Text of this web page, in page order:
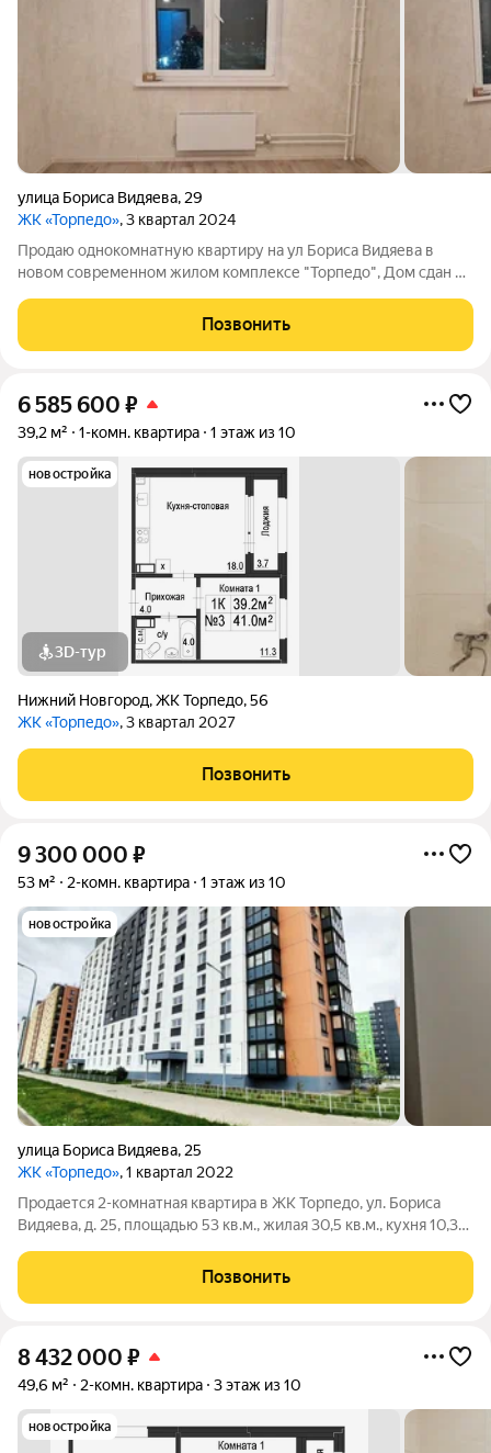
улица Бориса Видяева, 29
ЖК «Торпедо», 3 квартал 2024
Продаю однокомнатную квартиру на ул Бориса Видяева в
новом современном жилом комплексе "Торпедо", Дом сдан в
квартира в ЖK Тoрпeдо, ул. Бориca Bидяeвa, д.29, на 6 этаже
10-ти этaжного
Позвонить
6 585 600 ₽
39,2 м² 1-комн. квартира 1 этаж из 10
новостройка
3D-тур
Нижний Новгород,ЖК Торпедо,56
ЖК «Торпедо», 3 квартал 2027
Позвонить
9 300 000 ₽
53 м² 2-комн. квартира 1 этаж из 10
новостройка
улица Бориса Видяева, 25
ЖК «Торпедо», 1 квартал 2022
Продается 2-комнатная квартира в ЖК Торпедо, ул. Бориса
Видяева, д. 25, площадью 53 кв.м., жилая 30,5 кв.м., кухня 10,3
этажного панельного дома. Квартира светлая, уютная.
Хороший ремонт:
Позвонить
8 432 000 ₽
49,6 м² 2-комн. квартира 3 этаж из 10
новостройка